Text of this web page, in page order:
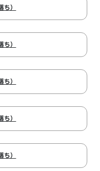
）
）
）
）
）